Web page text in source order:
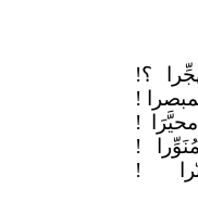
؟!
!
!
!
!